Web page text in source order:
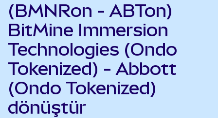
(BMNRon - ABTon)
BitMine Immersion
Technologies (Ondo
Tokenized) - Abbott
(Ondo Tokenized)
dönüştür